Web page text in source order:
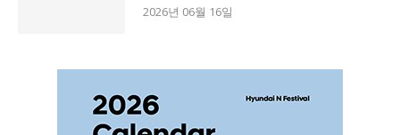
2026년 06월 16일